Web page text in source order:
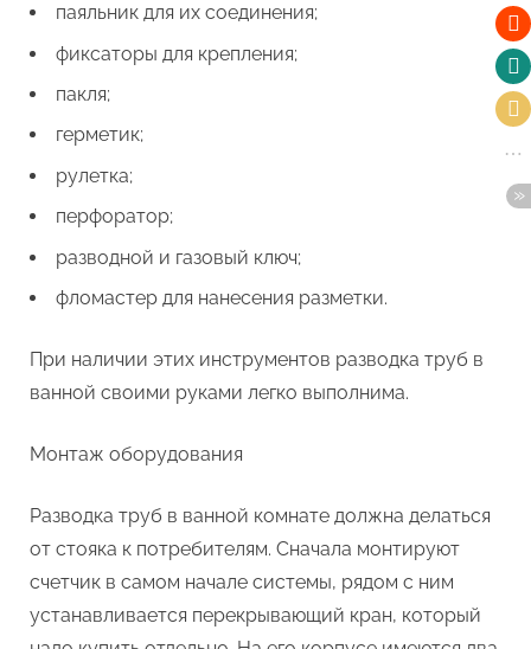
паяльник для их соединения;
фиксаторы для крепления;
пакля;
герметик;
рулетка;
перфоратор;
разводной и газовый ключ;
фломастер для нанесения разметки.
При наличии этих инструментов разводка труб в
ванной своими руками легко выполнима.
Монтаж оборудования
Разводка труб в ванной комнате должна делаться
от стояка к потребителям. Сначала монтируют
счетчик в самом начале системы, рядом с ним
устанавливается перекрывающий кран, который